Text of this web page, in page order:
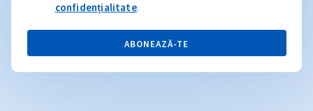
confidențialitate.
ABONEAZĂ-TE